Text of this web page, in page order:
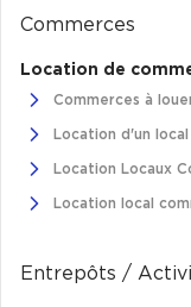
Commerces
Location de
Commerces à
Location d'un
Location Locaux
Location local
Entrepôts /